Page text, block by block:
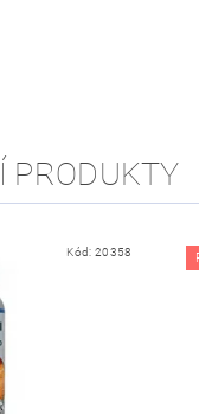
PRODUKTY
Kód: 20358